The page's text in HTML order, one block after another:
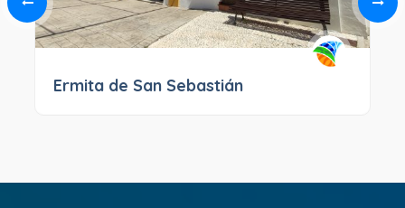
Ermita de San Sebastián